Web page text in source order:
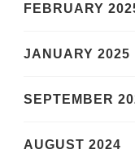
FEBRUARY
JANUARY 2025
SEPTEMBER
AUGUST 2024